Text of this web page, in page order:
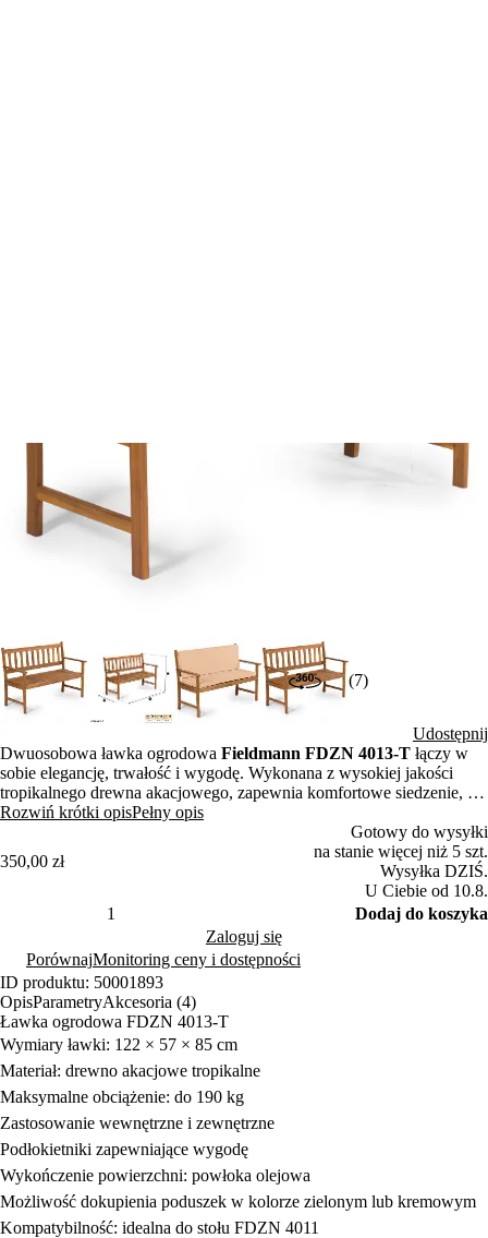
(7)
Udostępnij
Dwuosobowa ławka ogrodowa Fieldmann FDZN 4013-T łączy w
sobie elegancję, trwałość i wygodę. Wykonana z wysokiej jakości
tropikalnego drewna akacjowego, zapewnia komfortowe siedzenie, a
możliwość dokupienia dopasowanych poduszek zwiększa wygodę i
styl użytkowania. Specjalna powłoka olejowa chroni drewno przed
wilgocią i warunkami atmosferycznymi, dzięki czemu ławka
doskonale sprawdzi się zarówno na świeżym powietrzu, jak i
wewnątrz pomieszczeń. Prosty montaż oraz praktyczne podłokietniki
podnoszą komfort codziennego użytkowania, czyniąc ławkę nie tylko
funkcjonalnym, ale też stylowym elementem ogrodu, tarasu czy
balkonu.
Rozwiń krótki opisPełny opis
350,00 zł
Gotowy do wysyłki
na stanie więcej niż 5 szt.
Wysyłka DZIŚ.
U Ciebie od 10.8.
Dodaj do koszyka
Zaloguj się
PorównajMonitoring ceny i dostępności
ID produktu: 50001893
OpisParametryAkcesoria (4)
Ławka ogrodowa FDZN 4013-T
Wymiary ławki: 122 × 57 × 85 cm
Materiał: drewno akacjowe tropikalne
Maksymalne obciążenie: do 190 kg
Zastosowanie wewnętrzne i zewnętrzne
Podłokietniki zapewniające wygodę
Wykończenie powierzchni: powłoka olejowa
Możliwość dokupienia poduszek w kolorze zielonym lub kremowym
Kompatybilność: idealna do stołu FDZN 4011